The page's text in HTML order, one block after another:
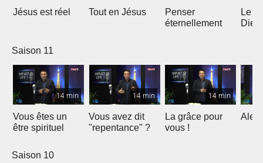
Jésus est réel Tout en Jésus
Penser
éternellement
Le
Dieu
Saison 11
14 min
Vous êtes un
être spirituel
14 min
Vous avez dit
"repentance" ?
14 min
La grâce pour
vous !
Saison 10